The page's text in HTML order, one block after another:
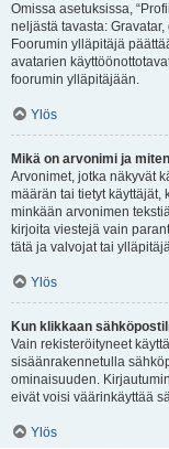
Omissa asetuksissa,
neljästä tavasta:
Foorumin ylläpitäjä
avatarien
foorumin ylläpitäjään.
Ylös
Mikä on arvonimi ja
Arvonimet, jotka näkyvät
määrän tai tietyt käyttäjät,
minkään arvonimen
kirjoita viestejä vain
tätä ja valvojat tai
Ylös
Kun klikkaan
Vain rekisteröityneet
sisäänrakennetulla
ominaisuuden.
eivät voisi väärinkäyttää
Ylös